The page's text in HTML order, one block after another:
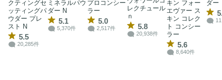
クティングセ
ッティングパ
ウダー プレ
スト N
5.5
20,285件
ミネラルパウ
ダー N
5.1
5,370件
プロコンシー
ラー
5.0
2,517件
レクチュール
ｎ
5.8
20,938件
キン フォー
エヴァー ス
キン コレク
ト コンシー
ラー
5.6
8,640件
ダー